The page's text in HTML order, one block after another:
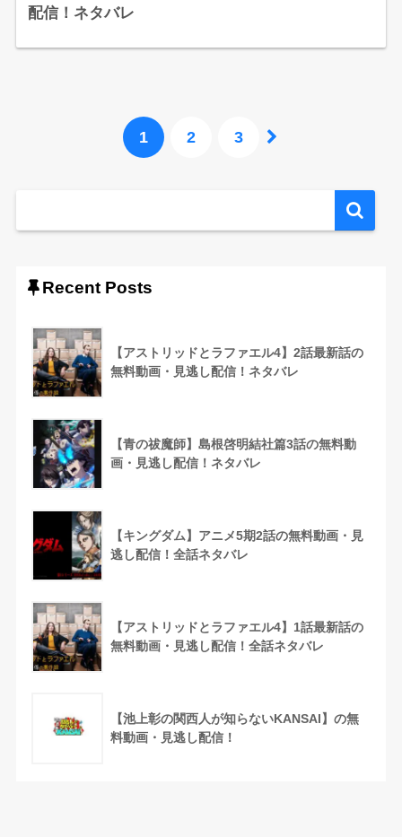
配信！ネタバレ
1 2 3
Recent Posts
【アストリッドとラファエル4】2話最新話の
無料動画・見逃し配信！ネタバレ
【青の祓魔師】島根啓明結社篇3話の無料動
画・見逃し配信！ネタバレ
【キングダム】アニメ5期2話の無料動画・見
逃し配信！全話ネタバレ
【アストリッドとラファエル4】1話最新話の
無料動画・見逃し配信！全話ネタバレ
【池上彰の関西人が知らないKANSAI】の無
料動画・見逃し配信！